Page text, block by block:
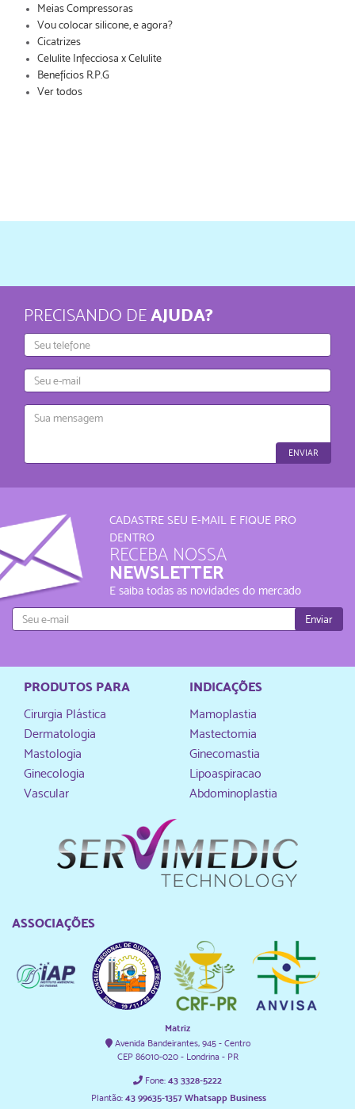
Meias Compressoras
Vou colocar silicone, e agora?
Cicatrizes
Celulite Infecciosa x Celulite
Benefícios R.P.G
Ver todos
PRECISANDO DE AJUDA?
Telefone
mail
Mensagem
ENVIAR
CADASTRE SEU E-MAIL E FIQUE PRO
DENTRO
RECEBA NOSSA
NEWSLETTER
E saiba todas as novidades do mercado
Enviar
PRODUTOS PARA
Cirurgia Plástica
Dermatologia
Mastologia
Ginecologia
Vascular
INDICAÇÕES
Mamoplastia
Mastectomia
Ginecomastia
Lipoaspiracao
Abdominoplastia
ASSOCIAÇÕES
Matriz
Avenida Bandeirantes, 945 - Centro
CEP 86010-020 - Londrina - PR
Fone: 43 3328-5222
Plantão: 43 99635-1357 Whatsapp Business